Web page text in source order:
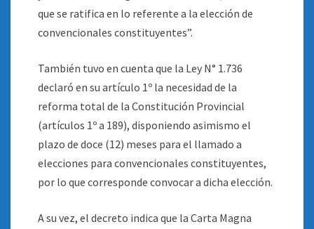
que se ratifica en lo referente a la elección de
convencionales constituyentes”.
También tuvo en cuenta que la Ley N° 1.736
declaró en su artículo 1º la necesidad de la
reforma total de la Constitución Provincial
(artículos 1º a 189), disponiendo asimismo el
plazo de doce (12) meses para el llamado a
elecciones para convencionales constituyentes,
por lo que corresponde convocar a dicha elección.
A su vez, el decreto indica que la Carta Magna